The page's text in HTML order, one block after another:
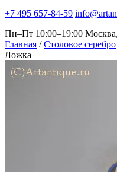
+7 495 657-84-59
Пн–Пт 10:00–19:00
Главная / Столовое серебро
Ложка